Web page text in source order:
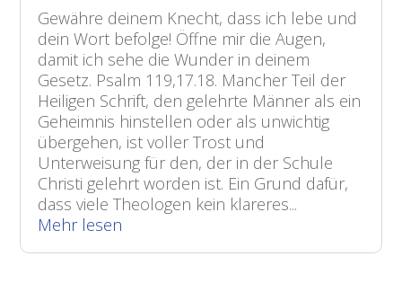
Gewähre deinem Knecht, dass ich lebe und
dein Wort befolge! Öffne mir die Augen,
damit ich sehe die Wunder in deinem
Gesetz. Psalm 119,17.18. Mancher Teil der
Heiligen Schrift, den gelehrte Männer als ein
Geheimnis hinstellen oder als unwichtig
übergehen, ist voller Trost und
Unterweisung für den, der in der Schule
Christi gelehrt worden ist. Ein Grund dafür,
dass viele Theologen kein klareres...
Mehr lesen